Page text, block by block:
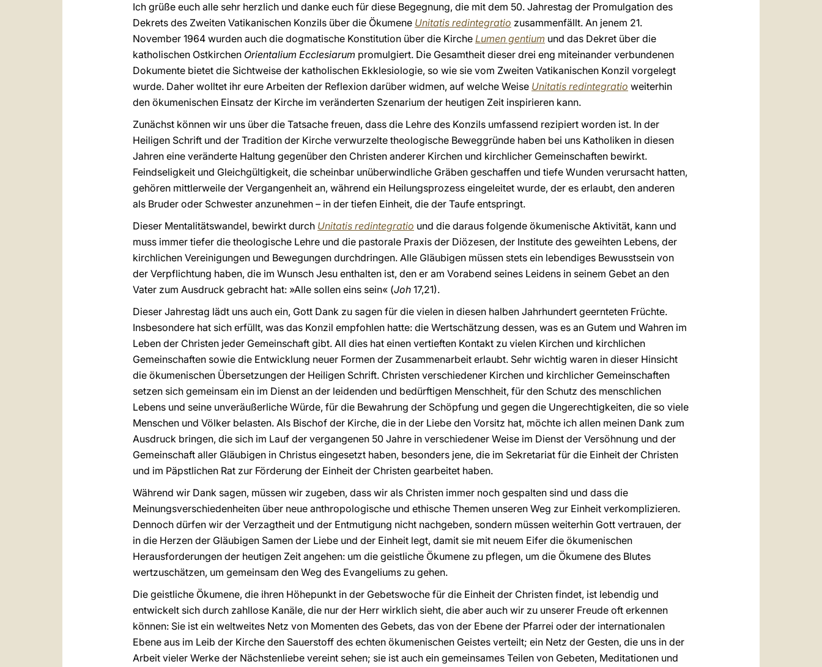
Ich grüße euch alle sehr herzlich und danke euch für diese Begegnung, die mit dem 50. Jahrestag der Promulgation des
Dekrets des Zweiten Vatikanischen Konzils über die Ökumene Unitatis redintegratio zusammenfällt. An jenem 21.
November 1964 wurden auch die dogmatische Konstitution über die Kirche Lumen gentium und das Dekret über die
katholischen Ostkirchen Orientalium Ecclesiarum promulgiert. Die Gesamtheit dieser drei eng miteinander verbundenen
Dokumente bietet die Sichtweise der katholischen Ekklesiologie, so wie sie vom Zweiten Vatikanischen Konzil vorgelegt
wurde. Daher wolltet ihr eure Arbeiten der Reflexion darüber widmen, auf welche Weise Unitatis redintegratio weiterhin
den ökumenischen Einsatz der Kirche im veränderten Szenarium der heutigen Zeit inspirieren kann.
Zunächst können wir uns über die Tatsache freuen, dass die Lehre des Konzils umfassend rezipiert worden ist. In der
Heiligen Schrift und der Tradition der Kirche verwurzelte theologische Beweggründe haben bei uns Katholiken in diesen
Jahren eine veränderte Haltung gegenüber den Christen anderer Kirchen und kirchlicher Gemeinschaften bewirkt.
Feindseligkeit und Gleichgültigkeit, die scheinbar unüberwindliche Gräben geschaffen und tiefe Wunden verursacht hatten,
gehören mittlerweile der Vergangenheit an, während ein Heilungsprozess eingeleitet wurde, der es erlaubt, den anderen
als Bruder oder Schwester anzunehmen – in der tiefen Einheit, die der Taufe entspringt.
Dieser Mentalitätswandel, bewirkt durch Unitatis redintegratio und die daraus folgende ökumenische Aktivität, kann und
muss immer tiefer die theologische Lehre und die pastorale Praxis der Diözesen, der Institute des geweihten Lebens, der
kirchlichen Vereinigungen und Bewegungen durchdringen. Alle Gläubigen müssen stets ein lebendiges Bewusstsein von
der Verpflichtung haben, die im Wunsch Jesu enthalten ist, den er am Vorabend seines Leidens in seinem Gebet an den
Vater zum Ausdruck gebracht hat: »Alle sollen eins sein« (Joh 17,21).
Dieser Jahrestag lädt uns auch ein, Gott Dank zu sagen für die vielen in diesen halben Jahrhundert geernteten Früchte.
Insbesondere hat sich erfüllt, was das Konzil empfohlen hatte: die Wertschätzung dessen, was es an Gutem und Wahren im
Leben der Christen jeder Gemeinschaft gibt. All dies hat einen vertieften Kontakt zu vielen Kirchen und kirchlichen
Gemeinschaften sowie die Entwicklung neuer Formen der Zusammenarbeit erlaubt. Sehr wichtig waren in dieser Hinsicht
die ökumenischen Übersetzungen der Heiligen Schrift. Christen verschiedener Kirchen und kirchlicher Gemeinschaften
setzen sich gemeinsam ein im Dienst an der leidenden und bedürftigen Menschheit, für den Schutz des menschlichen
Lebens und seine unveräußerliche Würde, für die Bewahrung der Schöpfung und gegen die Ungerechtigkeiten, die so viele
Menschen und Völker belasten. Als Bischof der Kirche, die in der Liebe den Vorsitz hat, möchte ich allen meinen Dank zum
Ausdruck bringen, die sich im Lauf der vergangenen 50 Jahre in verschiedener Weise im Dienst der Versöhnung und der
Gemeinschaft aller Gläubigen in Christus eingesetzt haben, besonders jene, die im Sekretariat für die Einheit der Christen
und im Päpstlichen Rat zur Förderung der Einheit der Christen gearbeitet haben.
Während wir Dank sagen, müssen wir zugeben, dass wir als Christen immer noch gespalten sind und dass die
Meinungsverschiedenheiten über neue anthropologische und ethische Themen unseren Weg zur Einheit verkomplizieren.
Dennoch dürfen wir der Verzagtheit und der Entmutigung nicht nachgeben, sondern müssen weiterhin Gott vertrauen, der
in die Herzen der Gläubigen Samen der Liebe und der Einheit legt, damit sie mit neuem Eifer die ökumenischen
Herausforderungen der heutigen Zeit angehen: um die geistliche Ökumene zu pflegen, um die Ökumene des Blutes
wertzuschätzen, um gemeinsam den Weg des Evangeliums zu gehen.
Die geistliche Ökumene, die ihren Höhepunkt in der Gebetswoche für die Einheit der Christen findet, ist lebendig und
entwickelt sich durch zahllose Kanäle, die nur der Herr wirklich sieht, die aber auch wir zu unserer Freude oft erkennen
können: Sie ist ein weltweites Netz von Momenten des Gebets, das von der Ebene der Pfarrei oder der internationalen
Ebene aus im Leib der Kirche den Sauerstoff des echten ökumenischen Geistes verteilt; ein Netz der Gesten, die uns in der
Arbeit vieler Werke der Nächstenliebe vereint sehen; sie ist auch ein gemeinsames Teilen von Gebeten, Meditationen und